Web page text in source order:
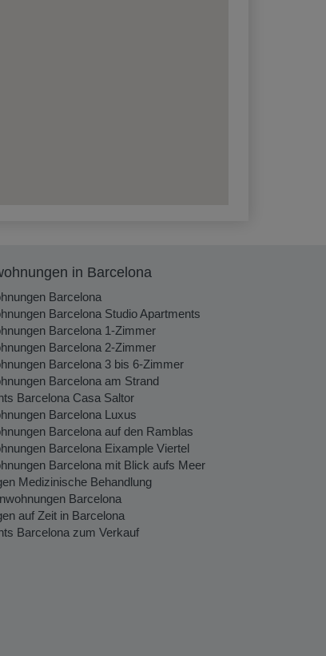
in Barcelona
Barcelona
Barcelona Studio Apartments
Barcelona 1-Zimmer
Barcelona 2-Zimmer
Barcelona 3 bis 6-Zimmer
Barcelona am Strand
Barcelona Casa Saltor
Barcelona Luxus
Barcelona auf den Ramblas
Barcelona Eixample Viertel
Barcelona mit Blick aufs Meer
Medizinische Behandlung
Barcelona
auf Zeit in Barcelona
Barcelona zum Verkauf